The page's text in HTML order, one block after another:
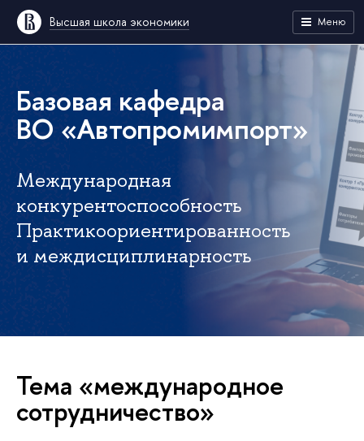
Высшая школа экономики Меню
Базовая кафедра
ВО «Автопромимпорт»
Международная
конкурентоспособность
Практикоориентированность
и междисциплинарность
Тема «международное
сотрудничество»